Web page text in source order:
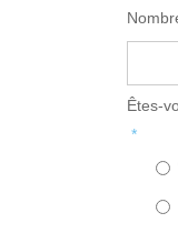
Êtes-
*